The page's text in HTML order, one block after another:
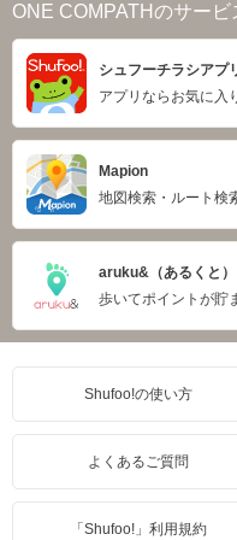
ONE COMPATHのサービ
シュフーチラシアプ
アプリならお気に入
Mapion
地図検索・ルート検
aruku&（あるくと）
歩いてポイントが貯
Shufoo!の使い方
よくあるご質問
「Shufoo!」利用規約